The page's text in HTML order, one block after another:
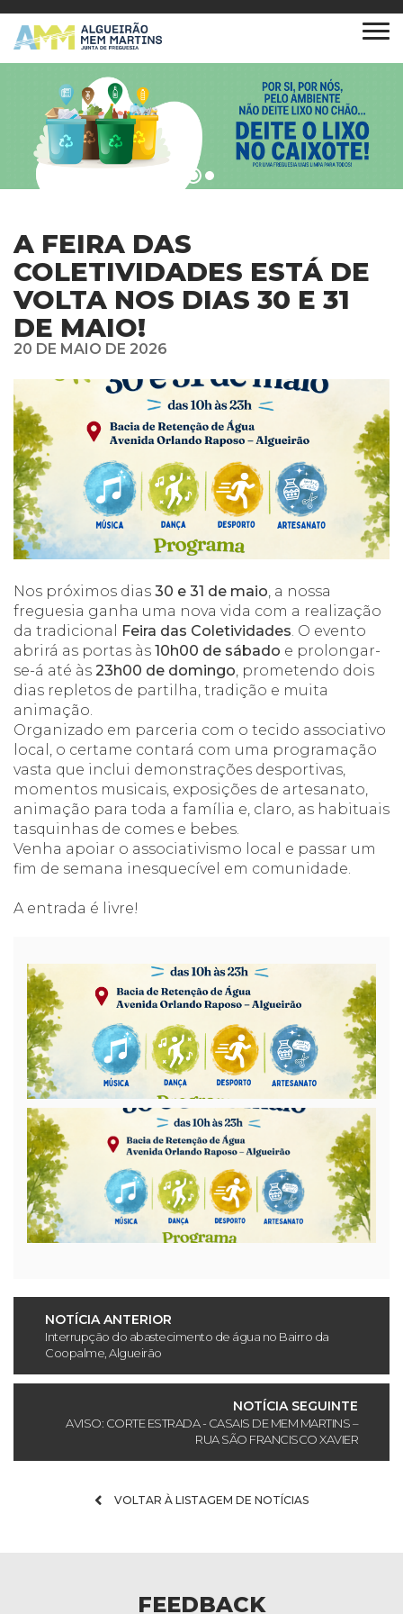
A FEIRA DAS
COLETIVIDADES ESTÁ DE
VOLTA NOS DIAS 30 E 31
DE MAIO!
20 DE MAIO DE 2026
Nos próximos dias 30 e 31 de maio, a nossa
freguesia ganha uma nova vida com a realização
da tradicional
Feira das Coletividades. O evento
abrirá as portas às 10h00 de sábado e prolongar-
se-á até às 23h00 de domingo, prometendo dois
dias repletos de partilha, tradição e muita
animação.
Organizado em parceria com o tecido associativo
local, o certame contará com uma programação
vasta que inclui demonstrações desportivas,
momentos musicais, exposições de artesanato,
animação para toda a família e, claro, as habituais
tasquinhas de comes e bebes.
Venha apoiar o associativismo local e passar um
fim de semana inesquecível em comunidade.
A entrada é livre!
NOTÍCIA ANTERIOR
Interrupção do abastecimento de água no Bairro da
Coopalme, Algueirão
NOTÍCIA SEGUINTE
AVISO: CORTE ESTRADA - CASAIS DE MEM MARTINS –
RUA SÃO FRANCISCO XAVIER
VOLTAR À LISTAGEM DE NOTÍCIAS
FEEDBACK